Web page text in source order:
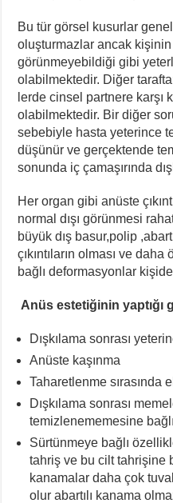
Bu tür görsel kusurlar
oluşturmazlar ancak
görünmeyebildiği gibi
olabilmektedir. Diğer
lerde cinsel partnere karşı
olabilmektedir. Bir diğer
sebebiyle hasta yeterince
düşünür ve gerçektende
sonunda iç çamaşırında
Her organ gibi anüste
normal dışı görünmesi
büyük dış basur,polip
çıkıntıların olması ve
bağlı deformasyonlar
Anüs estetiğinin yaptığı
Dışkılama sonrası
Anüste kaşınma
Taharetlenme sırasında
Dışkılama sonrası
temizlenememesine
Sürtünmeye bağlı
tahriş ve bu cilt tahrişine
kanamalar daha çok
olur abartılı kanama